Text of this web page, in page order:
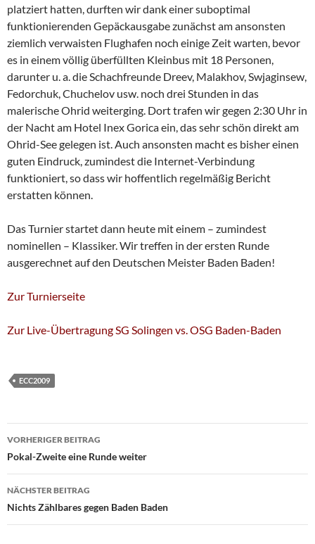
platziert hatten, durften wir dank einer suboptimal
funktionierenden Gepäckausgabe zunächst am ansonsten
ziemlich verwaisten Flughafen noch einige Zeit warten, bevor
es in einem völlig überfüllten Kleinbus mit 18 Personen,
darunter u. a. die Schachfreunde Dreev, Malakhov, Swjaginsew,
Fedorchuk, Chuchelov usw. noch drei Stunden in das
malerische Ohrid weiterging. Dort trafen wir gegen 2:30 Uhr in
der Nacht am Hotel Inex Gorica ein, das sehr schön direkt am
Ohrid-See gelegen ist. Auch ansonsten macht es bisher einen
guten Eindruck, zumindest die Internet-Verbindung
funktioniert, so dass wir hoffentlich regelmäßig Bericht
erstatten können.
Das Turnier startet dann heute mit einem – zumindest
nominellen – Klassiker. Wir treffen in der ersten Runde
ausgerechnet auf den Deutschen Meister Baden Baden!
Zur Turnierseite
Zur Live-Übertragung SG Solingen vs. OSG Baden-Baden
ECC2009
Beitragsnavigation
VORHERIGER BEITRAG
Pokal-Zweite eine Runde weiter
NÄCHSTER BEITRAG
Nichts Zählbares gegen Baden Baden